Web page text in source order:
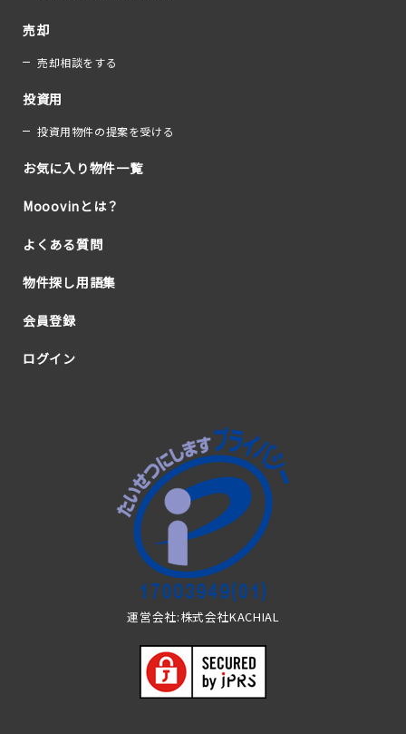
売却
売却相談をする
投資用
投資用物件の提案を受ける
お気に入り物件一覧
Mooovinとは？
よくある質問
物件探し用語集
会員登録
ログイン
運営会社:株式会社KACHIAL